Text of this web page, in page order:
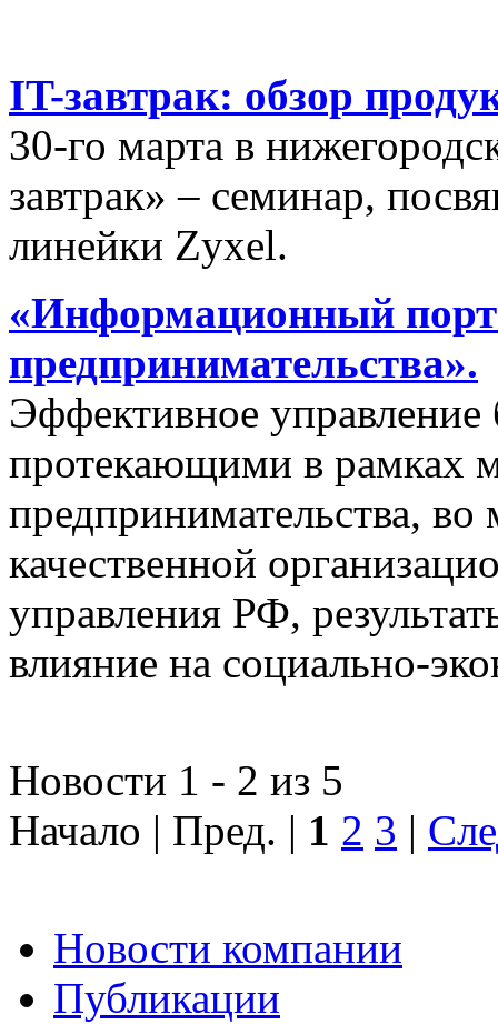
IT-завтрак: обзор
30-го марта в
завтрак» – семинар,
линейки Zyxel.
«Информационный
предпринимательства».
Эффективное управление
протекающими в рамках
предпринимательства,
качественной
управления РФ,
влияние на социально-
Новости 1 - 2 из 5
Начало | Пред. | 1 2 3 |
Новости компании
Публикации